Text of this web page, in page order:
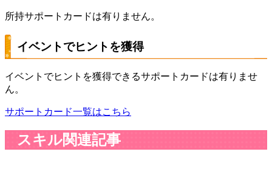
所持サポートカードは有りません。
イベントでヒントを獲得
イベントでヒントを獲得できるサポートカードは有りませ
ん。
サポートカード一覧はこちら
スキル関連記事